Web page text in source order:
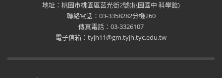
地址：桃園市桃園區莒光街2號(桃園國中 科學館)
聯絡電話：03-3358282分機260
傳真電話：03-3326107
電子信箱：tyjh11@gm.tyjh.tyc.edu.tw